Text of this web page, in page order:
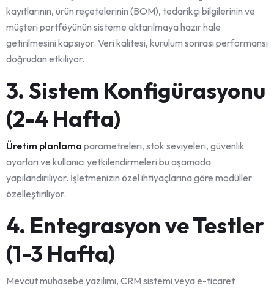
kayıtlarının, ürün reçetelerinin (BOM), tedarikçi bilgilerinin ve
müşteri portföyünün sisteme aktarılmaya hazır hale
getirilmesini kapsıyor. Veri kalitesi, kurulum sonrası performansı
doğrudan etkiliyor.
3. Sistem Konfigürasyonu
(2-4 Hafta)
Üretim planlama parametreleri, stok seviyeleri, güvenlik
ayarları ve kullanıcı yetkilendirmeleri bu aşamada
yapılandırılıyor. İşletmenizin özel ihtiyaçlarına göre modüller
özelleştiriliyor.
4. Entegrasyon ve Testler
(1-3 Hafta)
Mevcut muhasebe yazılımı, CRM sistemi veya e-ticaret